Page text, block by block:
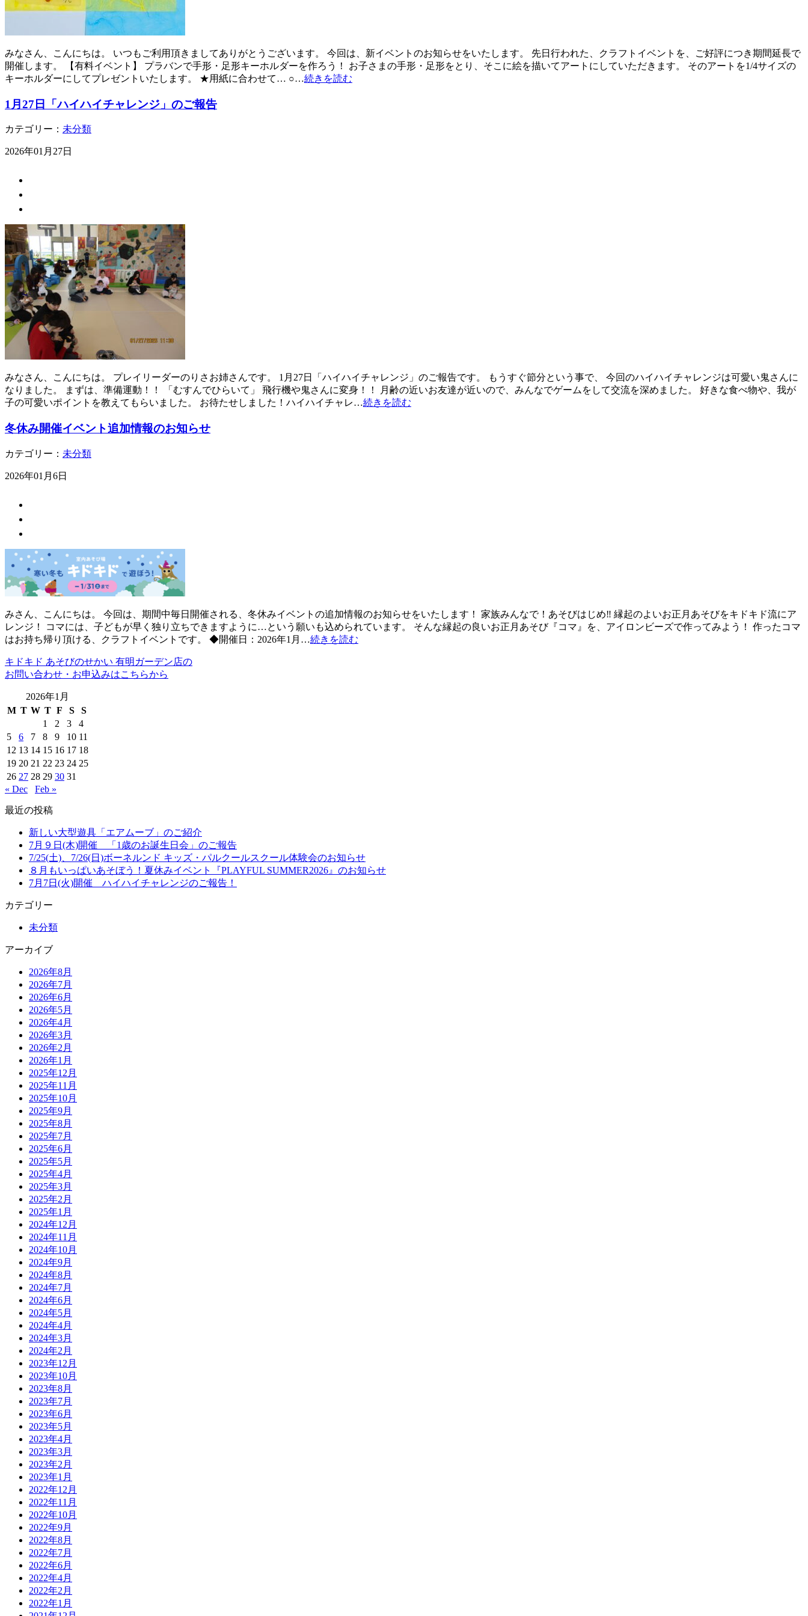
みなさん、こんにちは。 いつもご利用頂きましてありがとうございます。 今回は、新イベントのお知らせをいたします。 先日行われた、クラフトイベントを、ご好評につき期間延長で
開催します。 【有料イベント】 プラバンで手形・足形キーホルダーを作ろう！ お子さまの手形・足形をとり、そこに絵を描いてアートにしていただきます。 そのアートを1/4サイズの
キーホルダーにしてプレゼントいたします。 ★用紙に合わせて… ○…続きを読む
1月27日「ハイハイチャレンジ」のご報告
カテゴリー： 未分類
2026年01月27日
みなさん、こんにちは。 プレイリーダーのりさお姉さんです。 1月27日「ハイハイチャレンジ」のご報告です。 もうすぐ節分という事で、 今回のハイハイチャレンジは可愛い鬼さんに
なりました。 まずは、準備運動！！ 「むすんでひらいて」 飛行機や鬼さんに変身！！ 月齢の近いお友達が近いので、みんなでゲームをして交流を深めました。 好きな食べ物や、我が
子の可愛いポイントを教えてもらいました。 お待たせしました！ハイハイチャレ…続きを読む
冬休み開催イベント追加情報のお知らせ
カテゴリー： 未分類
2026年01月6日
みさん、こんにちは。 今回は、期間中毎日開催される、冬休みイベントの追加情報のお知らせをいたします！ 家族みんなで！あそびはじめ‼ 縁起のよいお正月あそびをキドキド流にア
レンジ！ コマには、子どもが早く独り立ちできますように…という願いも込められています。 そんな縁起の良いお正月あそび『コマ』を、アイロンビーズで作ってみよう！ 作ったコマ
はお持ち帰り頂ける、クラフトイベントです。 ◆開催日：2026年1月…続きを読む
キドキド あそびのせかい 有明ガーデン店の
お問い合わせ・お申込みはこちらから
2026年1月
M T W T F S
S
1
2 3
4
5
6 7 8 9 10 11
12 13 14 15 16 17 18
19 20 21 22 23 24 25
26 27 28 29 30 31
« Dec
Feb »
最近の投稿
新しい大型遊具「エアムーブ」のご紹介
7月９日(木)開催 「1歳のお誕生日会」のご報告
7/25(土)、7/26(日)ボーネルンド キッズ・パルクールスクール体験会のお知らせ
８月もいっぱいあそぼう！夏休みイベント『PLAYFUL SUMMER2026』のお知らせ
7月7日(火)開催 ハイハイチャレンジのご報告！
カテゴリー
未分類
アーカイブ
2026年8月
2026年7月
2026年6月
2026年5月
2026年4月
2026年3月
2026年2月
2026年1月
2025年12月
2025年11月
2025年10月
2025年9月
2025年8月
2025年7月
2025年6月
2025年5月
2025年4月
2025年3月
2025年2月
2025年1月
2024年12月
2024年11月
2024年10月
2024年9月
2024年8月
2024年7月
2024年6月
2024年5月
2024年4月
2024年3月
2024年2月
2023年12月
2023年10月
2023年8月
2023年7月
2023年6月
2023年5月
2023年4月
2023年3月
2023年2月
2023年1月
2022年12月
2022年11月
2022年10月
2022年9月
2022年8月
2022年7月
2022年6月
2022年4月
2022年2月
2022年1月